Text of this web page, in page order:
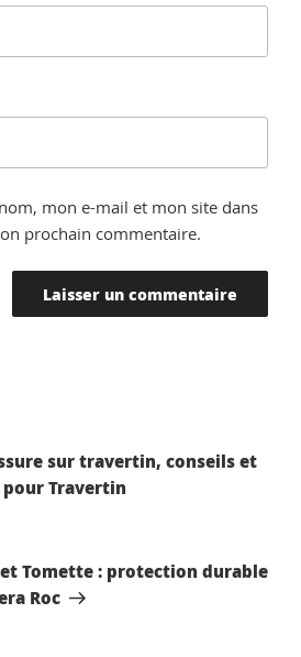
mon e-mail et mon site dans
prochain commentaire.
sur travertin, conseils et
Travertin
et Tomette : protection durable
Roc